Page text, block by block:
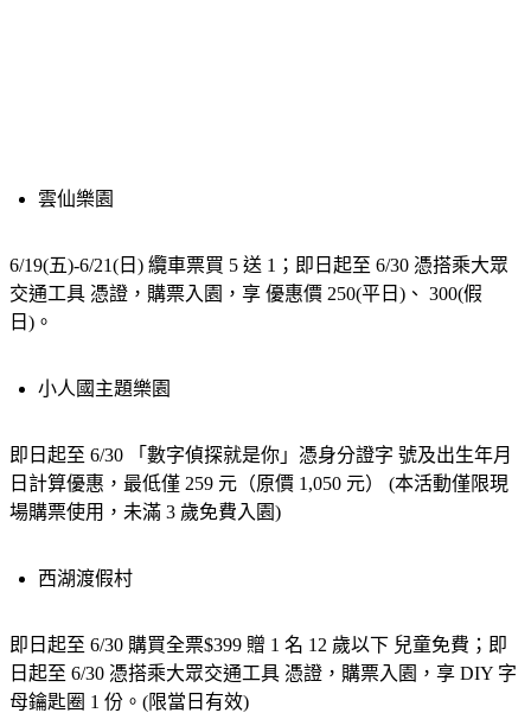
雲仙樂園
6/19(五)-6/21(日) 纜車票買 5 送 1；即日起至 6/30 憑搭乘大眾
交通工具 憑證，購票入園，享 優惠價 250(平日)、 300(假
日)。
小人國主題樂園
即日起至 6/30 「數字偵探就是你」憑身分證字 號及出生年月
日計算優惠，最低僅 259 元（原價 1,050 元） (本活動僅限現
場購票使用，未滿 3 歲免費入園)
西湖渡假村
即日起至 6/30 購買全票$399 贈 1 名 12 歲以下 兒童免費；即
日起至 6/30 憑搭乘大眾交通工具 憑證，購票入園，享 DIY 字
母鑰匙圈 1 份。(限當日有效)